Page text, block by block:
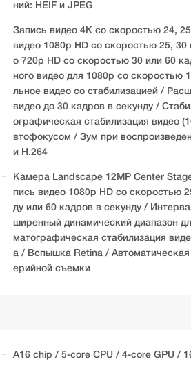
ний: HEIF и JPEG
Запись видео 4K со скоростью 24,
видео 1080p HD со скоростью 25,
о 720p HD со скоростью 30 или 60
ного видео для 1080p со скоростью
льное видео со стабилизацией /
видео до 30 кадров в секунду /
ографическая стабилизация видео
втофокусом / Зум при
и H.264
Камера Landscape 12MP Center
пись видео 1080p HD со скоростью
ду или 60 кадров в секунду /
ширенный динамический диапазон
матографическая стабилизация
а / Вспышка Retina /
ерийной съемки
A16 chip / 5-core CPU / 4-core GPU /